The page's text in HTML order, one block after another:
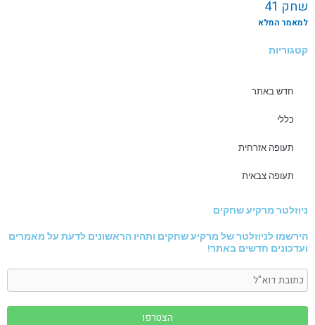
שחק 41
למאמר המלא
קטגוריות
חדש באתר
כללי
תעופה אזרחית
תעופה צבאית
ניוזלטר מרקיע שחקים
הירשמו לניוזלטר של מרקיע שחקים ותהיו הראשונים לדעת על מאמרים
ועדכונים חדשים באתר!